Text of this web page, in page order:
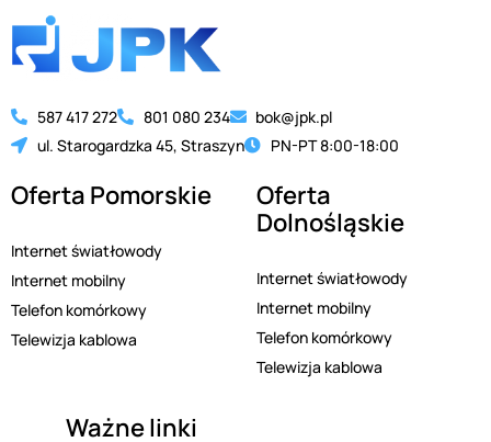
587 417 272 801 080 234
bok@jpk.pl
ul. Starogardzka 45, Straszyn
PN-PT 8:00-18:00
Oferta Pomorskie
Internet światłowody
Internet mobilny
Telefon komórkowy
Telewizja kablowa
Oferta
Dolnośląskie
Internet światłowody
Internet mobilny
Telefon komórkowy
Telewizja kablowa
Ważne linki